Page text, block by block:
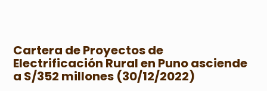
Cartera de Proyectos de
Electrificación Rural en Puno asciende
a S/352 millones (30/12/2022)